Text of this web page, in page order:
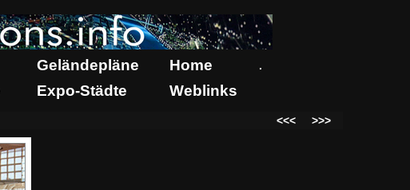
Geländepläne Home .
Expo-Städte Weblinks
<<< >>>